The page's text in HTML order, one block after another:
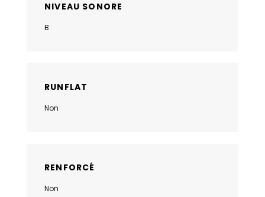
NIVEAU SONORE
B
RUNFLAT
Non
RENFORCÉ
Non